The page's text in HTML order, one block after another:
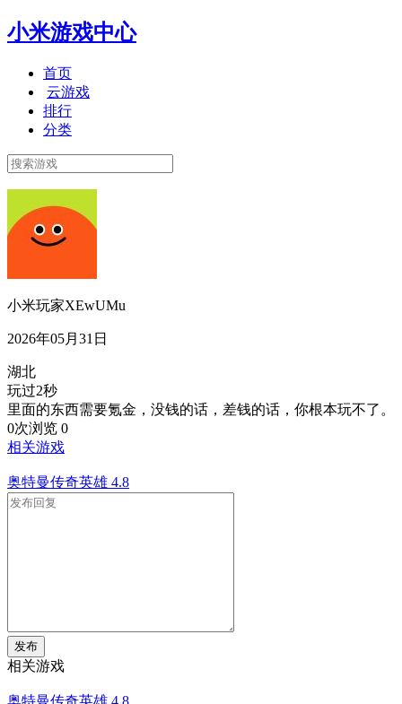
小米游戏中心
首页
云游戏
排行
分类
小米玩家XEwUMu
2026年05月31日
湖北
玩过2秒
里面的东西需要氪金，没钱的话，差钱的话，你根本玩不了。
0次浏览 0
相关游戏
奥特曼传奇英雄 4.8
发布
相关游戏
奥特曼传奇英雄 4.8